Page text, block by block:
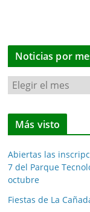
Noticias por
N
o
t
i
a
p
Más visto
Abiertas las
7 del Parque
octubre
Fiestas de La